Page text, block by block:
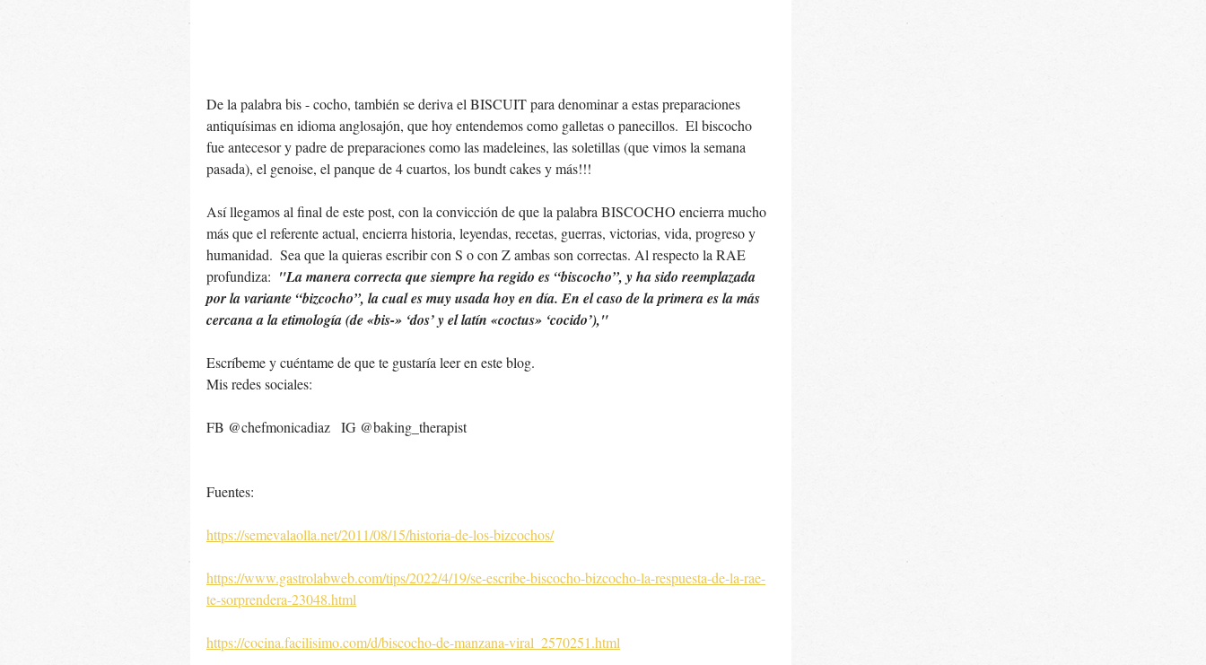
De la palabra bis - cocho, también se deriva el BISCUIT para denominar a estas preparaciones
antiquísimas en idioma anglosajón, que hoy entendemos como galletas o panecillos.  El biscocho
fue antecesor y padre de preparaciones como las madeleines, las soletillas (que vimos la semana
pasada), el genoise, el panque de 4 cuartos, los bundt cakes y más!!!
Así llegamos al final de este post, con la convicción de que la palabra BISCOCHO encierra mucho
más que el referente actual, encierra historia, leyendas, recetas, guerras, victorias, vida, progreso y
humanidad.  Sea que la quieras escribir con S o con Z ambas son correctas. Al respecto la RAE
profundiza: "La manera correcta que siempre ha regido es “biscocho”, y ha sido reemplazada
por la variante “bizcocho”, la cual es muy usada hoy en día. En el caso de la primera es la más
cercana a la etimología (de «bis-» ‘dos’ y el latín «coctus» ‘cocido’),"
Escríbeme y cuéntame de que te gustaría leer en este blog.
Mis redes sociales:
FB @chefmonicadiaz   IG @baking_therapist
Fuentes:
https://semevalaolla.net/2011/08/15/historia-de-los-bizcochos/
https://www.gastrolabweb.com/tips/2022/4/19/se-escribe-biscocho-bizcocho-la-respuesta-de-la-rae-
te-sorprendera-23048.html
https://cocina.facilisimo.com/d/biscocho-de-manzana-viral_2570251.html